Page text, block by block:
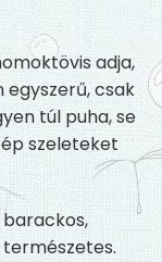
adja,
egyszerű, csak
túl puha, se
szeleteket
természetes.